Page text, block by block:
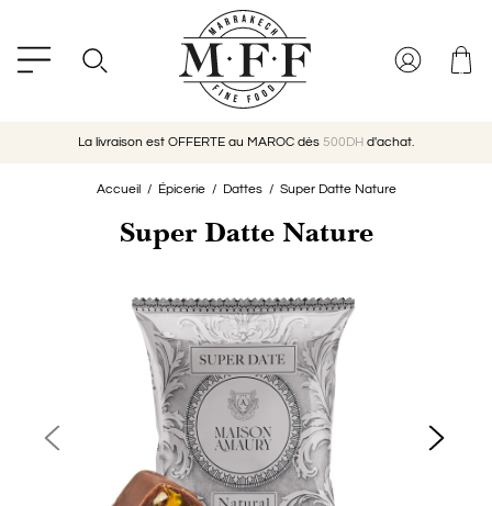
La livraison est OFFERTE au MAROC dès 500DH d'achat.
Accueil Épicerie Dattes Super Datte Nature
Super Datte Nature